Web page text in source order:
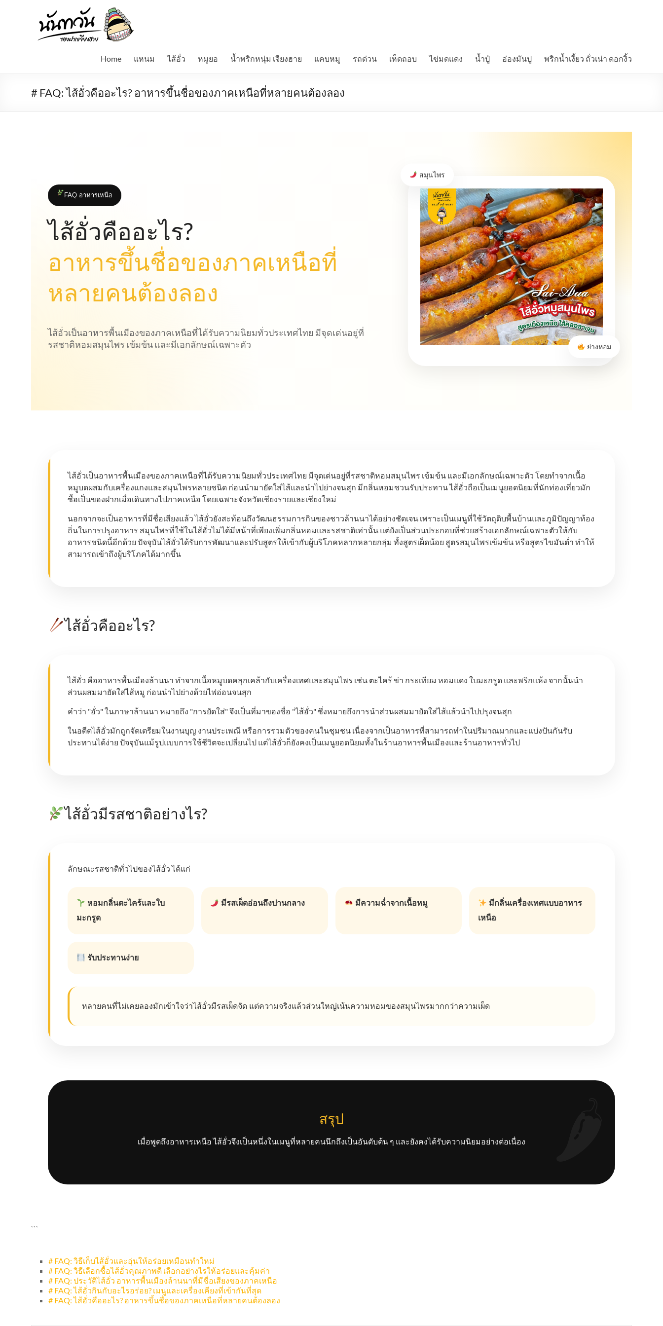
Namnuntawan
แหนม
รถ
Home แหนม ไส้อั่ว หมูยอ น้ำพริกหนุ่ม เจียงฮาย แคบหมู รถด่วน เห็ดถอบ ไข่มดแดง น้ำปู๋ อ่องมันปู พริกน้ำเงี้ยว ถั่วเน่า ดอกงิ้ว
# FAQ: ไส้อั่วคืออะไร? อาหารขึ้นชื่อของภาคเหนือที่หลายคนต้องลอง
FAQ อาหารเหนือ
ไส้อั่วคืออะไร?
อาหารขึ้นชื่อของภาคเหนือที่
หลายคนต้องลอง
ไส้อั่วเป็นอาหารพื้นเมืองของภาคเหนือที่ได้รับความนิยมทั่วประเทศไทย มีจุดเด่นอยู่ที่
รสชาติหอมสมุนไพร เข้มข้น และมีเอกลักษณ์เฉพาะตัว
สมุนไพร
ย่างหอม
ไส้อั่วเป็นอาหารพื้นเมืองของภาคเหนือที่ได้รับความนิยมทั่วประเทศไทย มีจุดเด่นอยู่ที่รสชาติหอมสมุนไพร เข้มข้น และมีเอกลักษณ์เฉพาะตัว โดยทำจากเนื้อ
หมูบดผสมกับเครื่องแกงและสมุนไพรหลายชนิด ก่อนนำมายัดใส่ไส้และนำไปย่างจนสุก มีกลิ่นหอมชวนรับประทาน ไส้อั่วถือเป็นเมนูยอดนิยมที่นักท่องเที่ยวมัก
ซื้อเป็นของฝากเมื่อเดินทางไปภาคเหนือ โดยเฉพาะจังหวัดเชียงรายและเชียงใหม่
นอกจากจะเป็นอาหารที่มีชื่อเสียงแล้ว ไส้อั่วยังสะท้อนถึงวัฒนธรรมการกินของชาวล้านนาได้อย่างชัดเจน เพราะเป็นเมนูที่ใช้วัตถุดิบพื้นบ้านและภูมิปัญญาท้อง
ถิ่นในการปรุงอาหาร สมุนไพรที่ใช้ในไส้อั่วไม่ได้มีหน้าที่เพียงเพิ่มกลิ่นหอมและรสชาติเท่านั้น แต่ยังเป็นส่วนประกอบที่ช่วยสร้างเอกลักษณ์เฉพาะตัวให้กับ
อาหารชนิดนี้อีกด้วย ปัจจุบันไส้อั่วได้รับการพัฒนาและปรับสูตรให้เข้ากับผู้บริโภคหลากหลายกลุ่ม ทั้งสูตรเผ็ดน้อย สูตรสมุนไพรเข้มข้น หรือสูตรไขมันต่ำ ทำให้
สามารถเข้าถึงผู้บริโภคได้มากขึ้น
ไส้อั่วคืออะไร?
ไส้อั่ว คืออาหารพื้นเมืองล้านนา ทำจากเนื้อหมูบดคลุกเคล้ากับเครื่องเทศและสมุนไพร เช่น ตะไคร้ ข่า กระเทียม หอมแดง ใบมะกรูด และพริกแห้ง จากนั้นนำ
ส่วนผสมมายัดใส่ไส้หมู ก่อนนำไปย่างด้วยไฟอ่อนจนสุก
คำว่า "อั่ว" ในภาษาล้านนา หมายถึง "การยัดใส่" จึงเป็นที่มาของชื่อ "ไส้อั่ว" ซึ่งหมายถึงการนำส่วนผสมมายัดใส่ไส้แล้วนำไปปรุงจนสุก
ในอดีตไส้อั่วมักถูกจัดเตรียมในงานบุญ งานประเพณี หรือการรวมตัวของคนในชุมชน เนื่องจากเป็นอาหารที่สามารถทำในปริมาณมากและแบ่งปันกันรับ
ประทานได้ง่าย ปัจจุบันแม้รูปแบบการใช้ชีวิตจะเปลี่ยนไป แต่ไส้อั่วก็ยังคงเป็นเมนูยอดนิยมทั้งในร้านอาหารพื้นเมืองและร้านอาหารทั่วไป
ไส้อั่วมีรสชาติอย่างไร?
ลักษณะรสชาติทั่วไปของไส้อั่ว ได้แก่
หอมกลิ่นตะไคร้และใบ
มะกรูด
มีรสเผ็ดอ่อนถึงปานกลาง มีความฉ่ำจากเนื้อหมู
มีกลิ่นเครื่องเทศแบบอาหาร
เหนือ
รับประทานง่าย
หลายคนที่ไม่เคยลองมักเข้าใจว่าไส้อั่วมีรสเผ็ดจัด แต่ความจริงแล้วส่วนใหญ่เน้นความหอมของสมุนไพรมากกว่าความเผ็ด
สรุป
เมื่อพูดถึงอาหารเหนือ ไส้อั่วจึงเป็นหนึ่งในเมนูที่หลายคนนึกถึงเป็นอันดับต้น ๆ และยังคงได้รับความนิยมอย่างต่อเนื่อง
```
# FAQ: วิธีเก็บไส้อั่วและอุ่นให้อร่อยเหมือนทำใหม่
# FAQ: วิธีเลือกซื้อไส้อั่วคุณภาพดี เลือกอย่างไรให้อร่อยและคุ้มค่า
# FAQ: ประวัติไส้อั่ว อาหารพื้นเมืองล้านนาที่มีชื่อเสียงของภาคเหนือ
# FAQ: ไส้อั่วกินกับอะไรอร่อย? เมนูและเครื่องเคียงที่เข้ากันที่สุด
# FAQ: ไส้อั่วคืออะไร? อาหารขึ้นชื่อของภาคเหนือที่หลายคนต้องลอง